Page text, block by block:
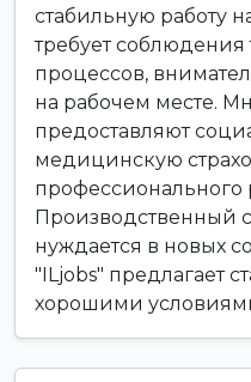
стабильную работу
требует соблюдения
процессов,
на рабочем месте.
предоставляют
медицинскую
профессионального
Производственный
нуждается в новых
"ILjobs" предлагает
хорошими